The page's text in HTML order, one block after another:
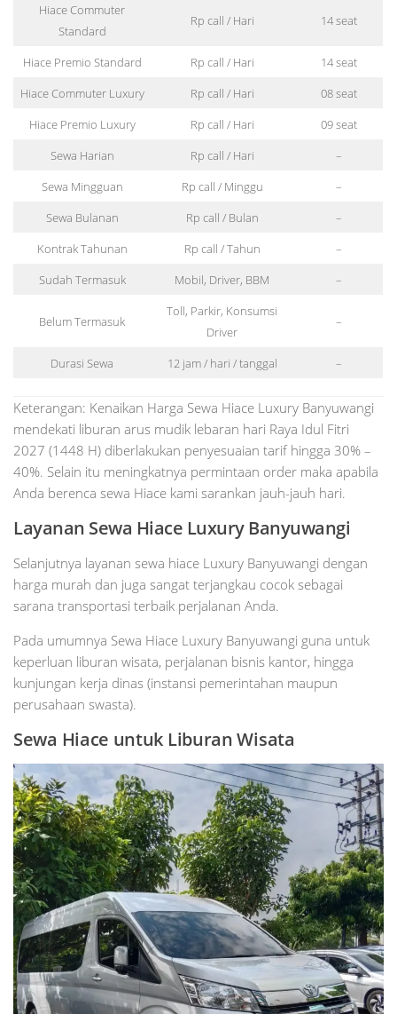
Hiace Commuter
Standard
Rp call / Hari 14 seat
Hiace Premio Standard Rp call / Hari
14 seat
Hiace Commuter Luxury
Rp call / Hari
08 seat
Hiace Premio Luxury
Rp call / Hari
09 seat
Sewa Harian
Rp call / Hari
–
Sewa Mingguan
Rp call / Minggu
–
Sewa Bulanan
Rp call / Bulan
–
Kontrak Tahunan
Rp call / Tahun
–
Sudah Termasuk
Mobil, Driver, BBM –
Belum Termasuk
Toll, Parkir, Konsumsi
Driver
–
Durasi Sewa 12 jam / hari / tanggal –
Keterangan: Kenaikan Harga Sewa Hiace Luxury Banyuwangi
mendekati liburan arus mudik lebaran hari Raya Idul Fitri
2027 (1448 H) diberlakukan penyesuaian tarif hingga 30% –
40%. Selain itu meningkatnya permintaan order maka apabila
Anda berenca sewa Hiace kami sarankan jauh-jauh hari.
Layanan Sewa Hiace Luxury Banyuwangi
Selanjutnya layanan sewa hiace Luxury Banyuwangi dengan
harga murah dan juga sangat terjangkau cocok sebagai
sarana transportasi terbaik perjalanan Anda.
Pada umumnya Sewa Hiace Luxury Banyuwangi guna untuk
keperluan liburan wisata, perjalanan bisnis kantor, hingga
kunjungan kerja dinas (instansi pemerintahan maupun
perusahaan swasta).
Sewa Hiace untuk Liburan Wisata